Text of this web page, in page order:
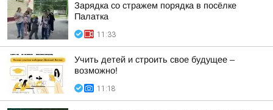
Зарядка со стражем порядка в посёлке
Палатка
11:33
Учить детей и строить свое будущее –
возможно!
11:18